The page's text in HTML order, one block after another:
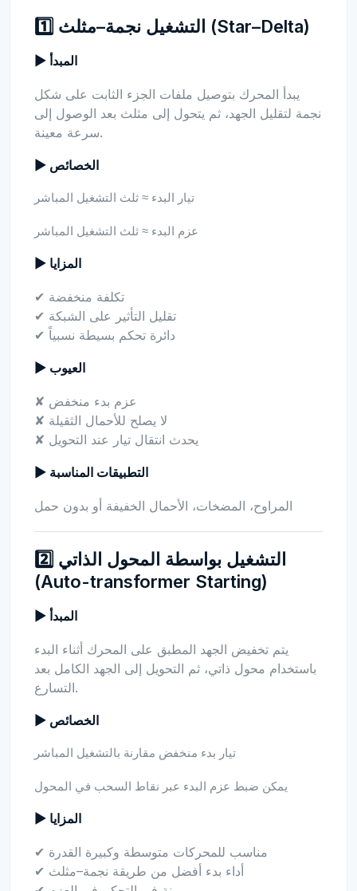
1️⃣ التشغيل نجمة–مثلث (Star–Delta)
▶ المبدأ
يبدأ المحرك بتوصيل ملفات الجزء الثابت على شكل
نجمة لتقليل الجهد، ثم يتحول إلى مثلث بعد الوصول إلى
سرعة معينة.
▶ الخصائص
تيار البدء ≈ ثلث التشغيل المباشر
عزم البدء ≈ ثلث التشغيل المباشر
▶ المزايا
✔ تكلفة منخفضة
✔ تقليل التأثير على الشبكة
✔ دائرة تحكم بسيطة نسبياً
▶ العيوب
✘ عزم بدء منخفض
✘ لا يصلح للأحمال الثقيلة
✘ يحدث انتقال تيار عند التحويل
▶ التطبيقات المناسبة
المراوح، المضخات، الأحمال الخفيفة أو بدون حمل
2️⃣ التشغيل بواسطة المحول الذاتي
(Auto-transformer Starting)
▶ المبدأ
يتم تخفيض الجهد المطبق على المحرك أثناء البدء
باستخدام محول ذاتي، ثم التحويل إلى الجهد الكامل بعد
التسارع.
▶ الخصائص
تيار بدء منخفض مقارنة بالتشغيل المباشر
يمكن ضبط عزم البدء عبر نقاط السحب في المحول
▶ المزايا
✔ مناسب للمحركات متوسطة وكبيرة القدرة
✔ أداء بدء أفضل من طريقة نجمة–مثلث